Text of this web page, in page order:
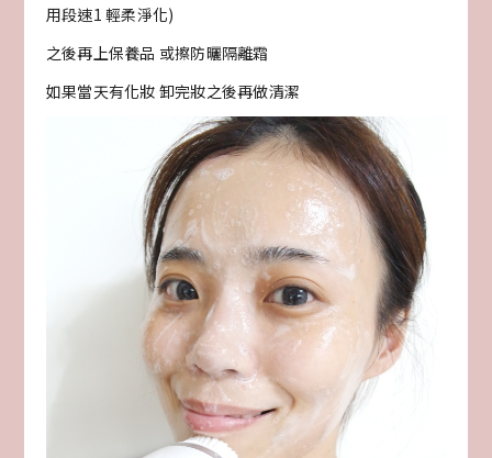
用段速1 輕柔淨化)
之後再上保養品 或擦防曬隔離霜
如果當天有化妝 卸完妝之後再做清潔